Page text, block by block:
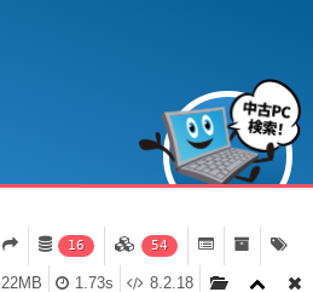
16 54
8.2.18
1.73s
22MB